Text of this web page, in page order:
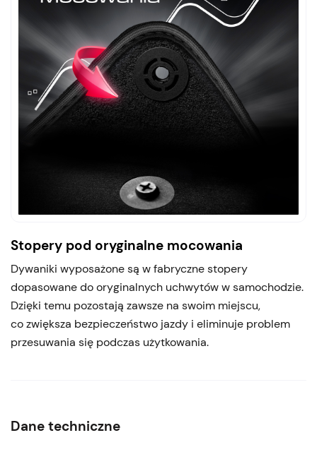
Stopery pod oryginalne mocowania
Dywaniki wyposażone są w fabryczne stopery
dopasowane do oryginalnych uchwytów w samochodzie.
Dzięki temu pozostają zawsze na swoim miejscu,
co zwiększa bezpieczeństwo jazdy i eliminuje problem
przesuwania się podczas użytkowania.
Dane techniczne